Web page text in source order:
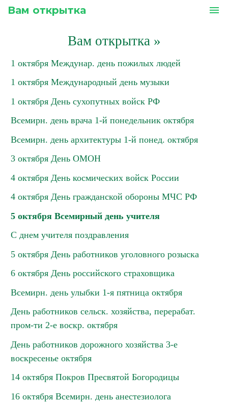
Вам открытка menu
Вам открытка»
1 октября Междунар. день пожилых людей
1 октября Международный день музыки
1 октября День сухопутных войск РФ
Всемирн. день врача 1-й понедельник октября
Всемирн. день архитектуры 1-й понед. октября
3 октября День ОМОН
4 октября День космических войск России
4 октября День гражданской обороны МЧС РФ
5 октября Всемирный день учителя
С днем учителя поздравления
5 октября День работников уголовного розыска
6 октября День российского страховщика
Всемирн. день улыбки 1-я пятница октября
День работников сельск. хозяйства, перерабат.
пром-ти 2-е воскр. октября
День работников дорожного хозяйства 3-е
воскресенье октября
14 октября Покров Пресвятой Богородицы
16 октября Всемирн. день анестезиолога